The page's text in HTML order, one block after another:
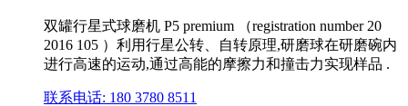
双罐行星式球磨机 P5 premium （registration number 20
2016 105 ）利用行星公转、自转原理,研磨球在研磨碗内
进行高速的运动,通过高能的摩擦力和撞击力实现样品 .
联系电话: 180 3780 8511